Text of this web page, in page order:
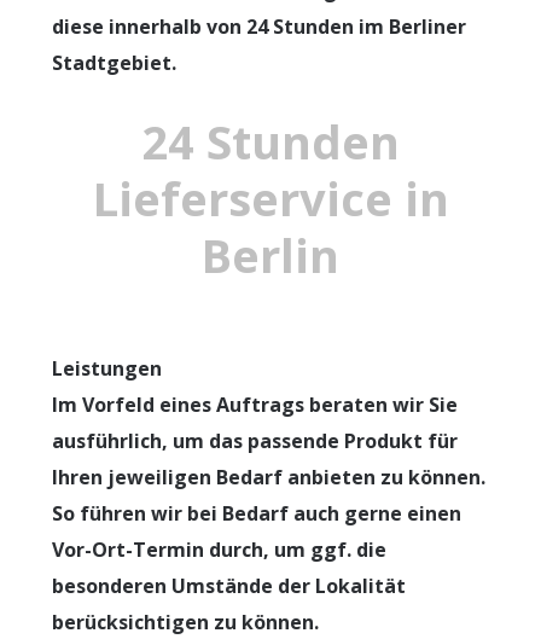
diese innerhalb von 24 Stunden im Berliner
Stadtgebiet.
24 Stunden
Lieferservice in
Berlin
Leistungen
Im Vorfeld eines Auftrags beraten wir Sie
ausführlich, um das passende Produkt für
Ihren jeweiligen Bedarf anbieten zu können.
So führen wir bei Bedarf auch gerne einen
Vor-Ort-Termin durch, um ggf. die
besonderen Umstände der Lokalität
berücksichtigen zu können.